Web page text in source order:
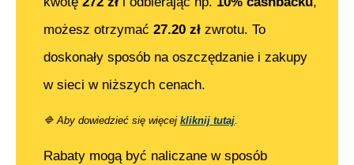
możesz otrzymać 27.20 zł zwrotu. To
doskonały sposób na oszczędzanie i zakupy
w sieci w niższych cenach.
🔷 Aby dowiedzieć się więcej kliknij tutaj.
Rabaty mogą być naliczane w sposób